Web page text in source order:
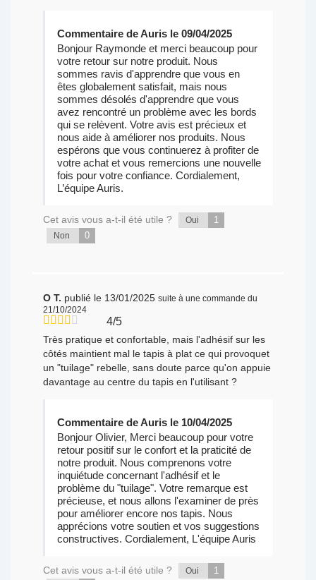
Commentaire de Auris le 09/04/2025
Bonjour Raymonde et merci beaucoup pour
votre retour sur notre produit. Nous
sommes ravis d'apprendre que vous en
êtes globalement satisfait, mais nous
sommes désolés d'apprendre que vous
avez rencontré un problème avec les bords
qui se relèvent. Votre avis est précieux et
nous aide à améliorer nos produits. Nous
espérons que vous continuerez à profiter de
votre achat et vous remercions une nouvelle
fois pour votre confiance. Cordialement,
L’équipe Auris.
Cet avis vous a-t-il été utile ? Oui 1
Non 0
O T. publié le 13/01/2025 suite à une commande du
21/10/2024
4/5
Très pratique et confortable, mais l'adhésif sur les
côtés maintient mal le tapis à plat ce qui provoquet
un "tuilage" rebelle, sans doute parce qu'on appuie
davantage au centre du tapis en l'utilisant ?
Commentaire de Auris le 10/04/2025
Bonjour Olivier, Merci beaucoup pour votre
retour positif sur le confort et la praticité de
notre produit. Nous comprenons votre
inquiétude concernant l'adhésif et le
problème du "tuilage". Votre remarque est
précieuse, et nous allons l'examiner de près
pour améliorer encore nos tapis. Nous
apprécions votre soutien et vos suggestions
constructives. Cordialement, L'équipe Auris
Cet avis vous a-t-il été utile ? Oui 1